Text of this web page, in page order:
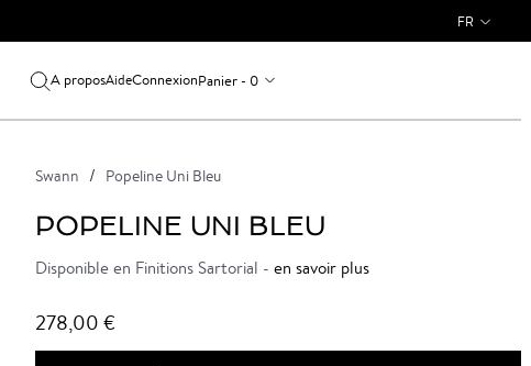
FR
A proposAideConnexionPanier - 0
Swann Popeline Uni Bleu
POPELINE UNI BLEU
Disponible en Finitions Sartorial - en savoir plus
278,00 €